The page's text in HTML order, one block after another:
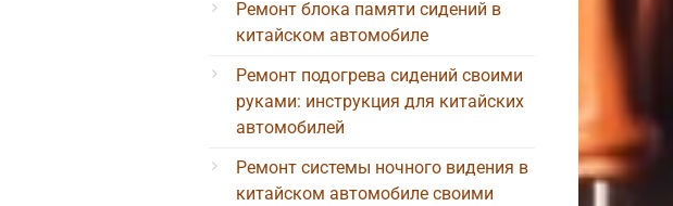
Ремонт блока памяти сидений в
китайском автомобиле
Ремонт подогрева сидений своими
руками: инструкция для китайских
автомобилей
Ремонт системы ночного видения в
китайском автомобиле своими